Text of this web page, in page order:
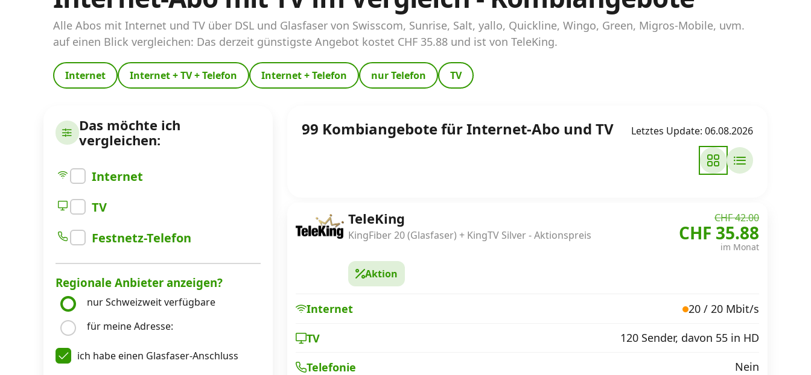
Internet‑Verfügbarkeits‑Checker
Prüfe deine Möglichkeiten
Alle Anbieter
Glasfaser
Internet-Abo-Aktionen
Internet-Abo kündigen
Download-Rechner
Kombi-Angebote
Aktionen
Alle Abos mit Internet und TV über DSL und Glasfaser von Swisscom, Sunrise, Salt, yallo, Quickline, Wingo, Green, Migros-Mobile, uvm.
auf einen Blick vergleichen: Das derzeit günstigste Angebot kostet CHF 35.88 und ist von TeleKing.
Internet Internet + TV + Telefon Internet + Telefon nur Telefon TV
Das möchte ich
vergleichen:
Internet
TV
Festnetz-Telefon
Regionale Anbieter anzeigen?
nur Schweizweit verfügbare
für meine Adresse:
ich habe einen Glasfaser-Anschluss
99 Kombiangebote für Internet-Abo und TV Letztes Update: 06.08.2026
TeleKing
KingFiber 20 (Glasfaser) + KingTV Silver - Aktionspreis
Aktion
CHF 42.00
CHF 35.88
im Monat
Internet 20 / 20 Mbit/s
TV 120 Sender, davon 55 in HD
Telefonie Nein